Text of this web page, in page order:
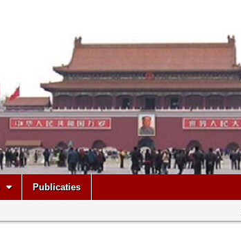
Publicaties